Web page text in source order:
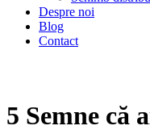
Despre noi
Blog
Contact
5 Semne că